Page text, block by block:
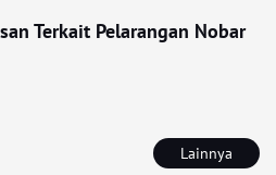
Lainnya
Terkait Pelarangan Nobar